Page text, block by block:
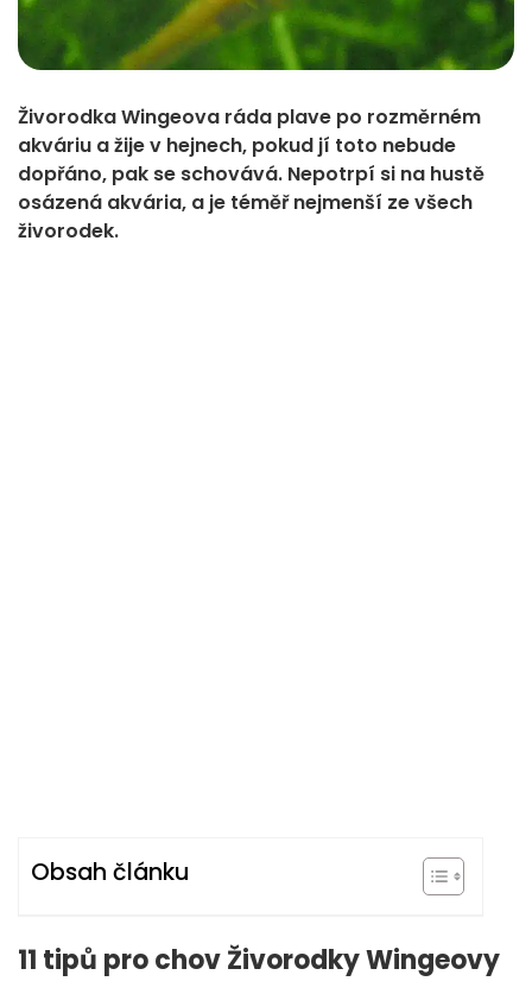
Živorodka Wingeova ráda plave po rozměrném
akváriu a žije v hejnech, pokud jí toto nebude
dopřáno, pak se schovává. Nepotrpí si na hustě
osázená akvária, a je téměř nejmenší ze všech
živorodek.
Obsah článku
11 tipů pro chov Živorodky Wingeovy